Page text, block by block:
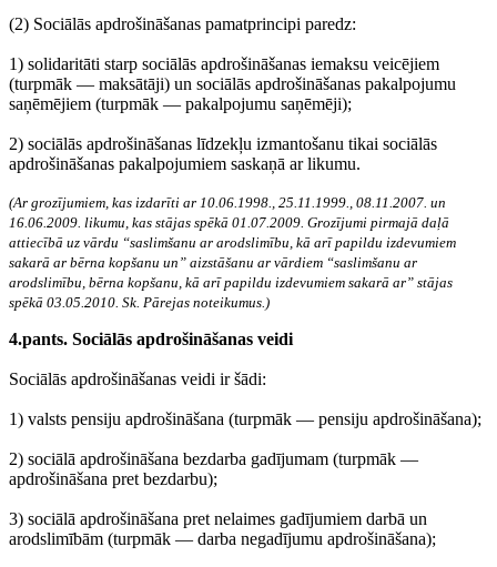
(2) Sociālās apdrošināšanas pamatprincipi paredz:
1) solidaritāti starp sociālās apdrošināšanas iemaksu veicējiem
(turpmāk — maksātāji) un sociālās apdrošināšanas pakalpojumu
saņēmējiem (turpmāk — pakalpojumu saņēmēji);
2) sociālās apdrošināšanas līdzekļu izmantošanu tikai sociālās
apdrošināšanas pakalpojumiem saskaņā ar likumu.
(Ar grozījumiem, kas izdarīti ar 10.06.1998., 25.11.1999., 08.11.2007. un
16.06.2009. likumu, kas stājas spēkā 01.07.2009. Grozījumi pirmajā daļā
attiecībā uz vārdu “saslimšanu ar arodslimību, kā arī papildu izdevumiem
sakarā ar bērna kopšanu un” aizstāšanu ar vārdiem “saslimšanu ar
arodslimību, bērna kopšanu, kā arī papildu izdevumiem sakarā ar” stājas
spēkā 03.05.2010. Sk. Pārejas noteikumus.)
4.pants. Sociālās apdrošināšanas veidi
Sociālās apdrošināšanas veidi ir šādi:
1) valsts pensiju apdrošināšana (turpmāk — pensiju apdrošināšana);
2) sociālā apdrošināšana bezdarba gadījumam (turpmāk —
apdrošināšana pret bezdarbu);
3) sociālā apdrošināšana pret nelaimes gadījumiem darbā un
arodslimībām (turpmāk — darba negadījumu apdrošināšana);